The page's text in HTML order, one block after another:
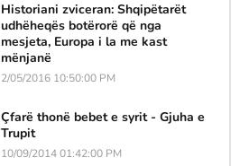
Historiani zviceran: Shqipëtarët
udhëheqës botërorë që nga
mesjeta, Europa i la me kast
mënjanë
2/05/2016 10:50:00 PM
Çfarë thonë bebet e syrit - Gjuha e
Trupit
10/09/2014 01:42:00 PM